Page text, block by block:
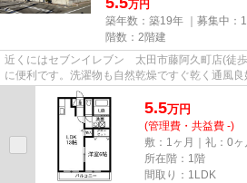
万円
築年数：築19年 ｜募集中：
階数：2階建
近くにはセブンイレブン 太田市藤阿久町店(徒
に便利です。洗濯物も自然乾燥ですぐ乾く通風
件はアパートです。利便性の...
5.5万円
(管理費・共益費 -)
敷：1ヶ月｜礼：0ヶ
所在階：1階
間取り：1LDK